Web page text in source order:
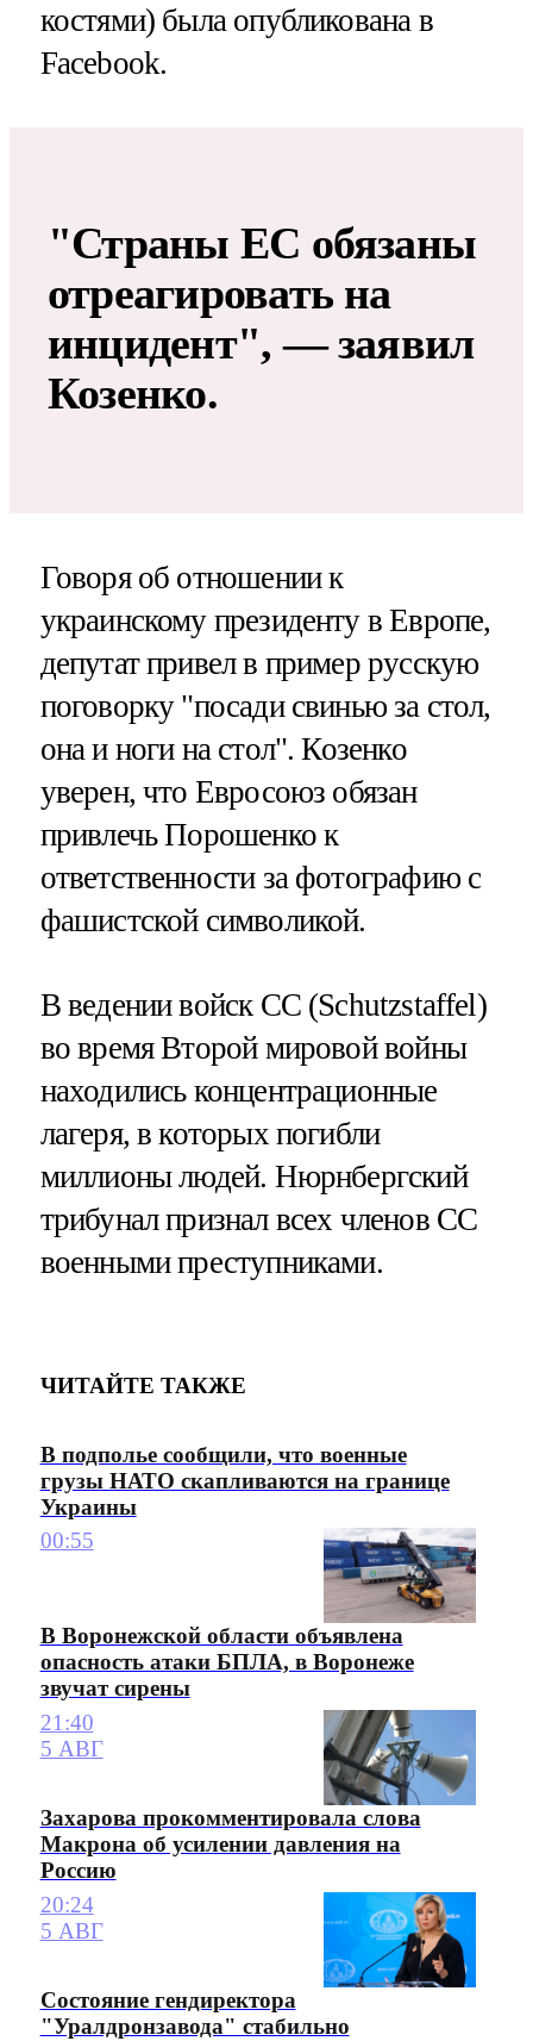
костями) была опубликована в
Facebook.
"Страны ЕС обязаны
отреагировать на
инцидент", — заявил
Козенко.
Говоря об отношении к
украинскому президенту в Европе,
депутат привел в пример русскую
поговорку "посади свинью за стол,
она и ноги на стол". Козенко
уверен, что Евросоюз обязан
привлечь Порошенко к
ответственности за фотографию с
фашистской символикой.
В ведении войск СС (Schutzstaffel)
во время Второй мировой войны
находились концентрационные
лагеря, в которых погибли
миллионы людей. Нюрнбергский
трибунал признал всех членов СС
военными преступниками.
ЧИТАЙТЕ ТАКЖЕ
В подполье сообщили, что военные
грузы НАТО скапливаются на границе
Украины
00:55
В Воронежской области объявлена
опасность атаки БПЛА, в Воронеже
звучат сирены
21:40
5 АВГ
Захарова прокомментировала слова
Макрона об усилении давления на
Россию
20:24
5 АВГ
Состояние гендиректора
"Уралдронзавода" стабильно